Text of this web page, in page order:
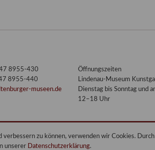
zu können, verwenden wir Cookies.
unserer Datenschutzerklärung.
8955-430
8955-440
museen.de
Öffnungszeiten
Lindenau-Museum
Dienstag bis Sonntag und
12–18 Uhr